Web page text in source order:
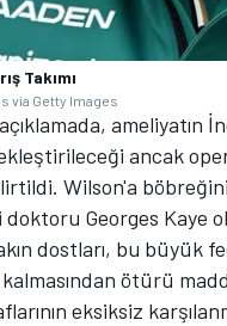
Takımı
via Getty Images
ameliyatın
ancak
Wilson'a
Georges Kaye
dostları, bu büyük
ötürü
eksiksiz